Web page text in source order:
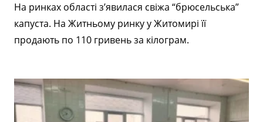
На ринках області з’явилася свіжа “брюсельська”
капуста. На Житньому ринку у Житомирі її
продають по 110 гривень за кілограм.